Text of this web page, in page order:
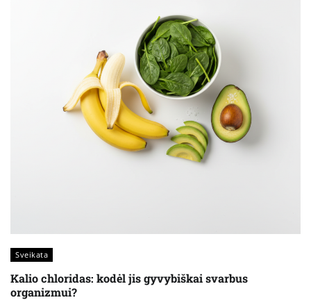
Sveikata
Kalio chloridas: kodėl jis gyvybiškai svarbus
organizmui?